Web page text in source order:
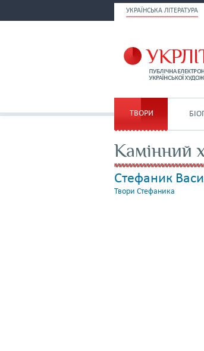
УКРАЇНСЬКА ЛІТЕРАТУРА
ТВОРИ
Камінний
Стефаник
Твори Стефаника